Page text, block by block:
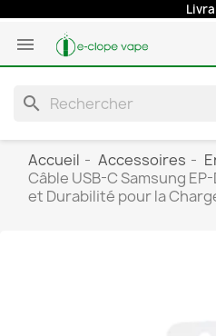

search
Accueil Accessoires
Câble USB-C Samsung
et Durabilité pour la